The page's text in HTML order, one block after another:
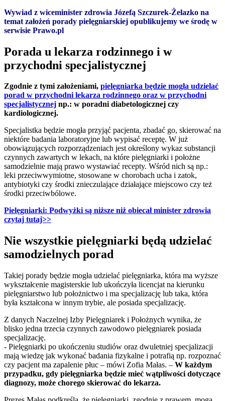
Wywiad z wiceminister zdrowia Józefą Szczurek-Żelazko na
temat założeń porady pielęgniarskiej opublikujemy we środę w
serwisie Prawo.pl
Porada u lekarza rodzinnego i w
przychodni specjalistycznej
Zgodnie z tymi założeniami, pielęgniarka będzie mogła udzielać
porad w przychodni lekarza rodzinnego oraz w przychodni
specjalistycznej np.: w poradni diabetologicznej czy
kardiologicznej.
Specjalistka będzie mogła przyjąć pacjenta, zbadać go, skierować na
niektóre badania laboratoryjne lub wypisać receptę. W już
obowiązujących rozporządzeniach jest określony wykaz substancji
czynnych zawartych w lekach, na które pielęgniarki i położne
samodzielnie mają prawo wystawiać recepty. Wśród nich są np.:
leki przeciwwymiotne, stosowane w chorobach ucha i zatok,
antybiotyki czy środki znieczulające działające miejscowo czy też
środki przeciwbólowe.
Pielęgniarki: Podwyżki są niższe niż obiecał minister zdrowia
czytaj tutaj>>
Nie wszystkie pielęgniarki będą udzielać
samodzielnych porad
Takiej porady będzie mogła udzielać pielęgniarka, która ma wyższe
wykształcenie magisterskie lub ukończyła licencjat na kierunku
pielęgniarstwo lub położnictwo i ma specjalizację lub taka, która
była kształcona w innym trybie, ale posiada specjalizację.
Z danych Naczelnej Izby Pielęgniarek i Położnych wynika, że
blisko jedna trzecia czynnych zawodowo pielęgniarek posiada
specjalizację.
- Pielęgniarki po ukończeniu studiów oraz dwuletniej specjalizacji
mają wiedzę jak wykonać badania fizykalne i potrafią np. rozpoznać
czy pacjent ma zapalenie płuc – mówi Zofia Małas. – W każdym
przypadku, gdy pielęgniarka będzie mieć wątpliwości dotyczące
diagnozy, może chorego skierować do lekarza.